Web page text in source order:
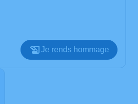
Je rends hommage